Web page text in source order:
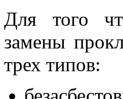
Для того
замены
трех типов: